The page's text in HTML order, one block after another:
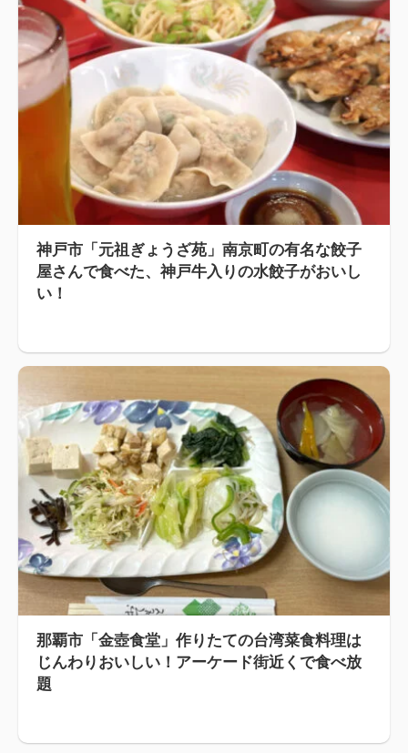
神戸市「元祖ぎょうざ苑」南京町の有名な餃子
屋さんで食べた、神戸牛入りの水餃子がおいし
い！
那覇市「金壺食堂」作りたての台湾菜食料理は
じんわりおいしい！アーケード街近くで食べ放
題